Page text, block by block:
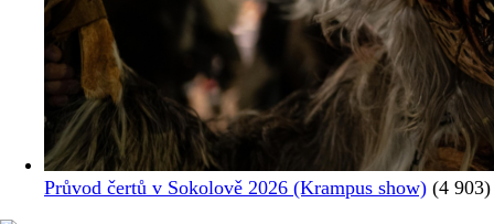
Průvod čertů v Sokolově 2026 (Krampus show) (4 903)